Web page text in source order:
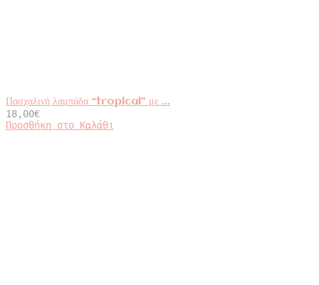
Πασχαλινή λαμπάδα “tropical” με ...
18,00€
Προσθήκη στο Καλάθι